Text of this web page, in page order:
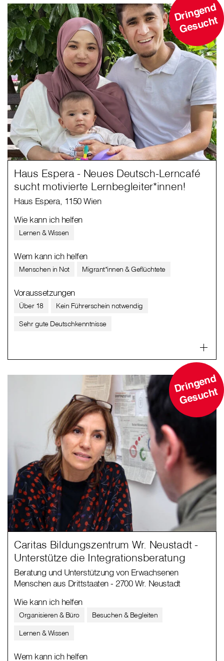
D
ri
n
g
e
n
d
G
e
s
u
c
ht
Haus Espera - Neues Deutsch-Lerncafé
sucht motivierte Lernbegleiter*innen!
Haus Espera, 1150 Wien
Wie kann ich helfen
Lernen & Wissen
Wem kann ich helfen
Menschen in Not Migrant*innen & Geflüchtete
Voraussetzungen
Über 18
Kein Führerschein notwendig
Sehr gute Deutschkenntnisse
D
ri
n
g
e
n
d
G
e
s
u
c
ht
Caritas Bildungszentrum Wr. Neustadt -
Unterstütze die Integrationsberatung
Beratung und Unterstützung von Erwachsenen
Menschen aus Drittstaaten - 2700 Wr. Neustadt
Wie kann ich helfen
Organisieren & Büro
Besuchen & Begleiten
Lernen & Wissen
Wem kann ich helfen